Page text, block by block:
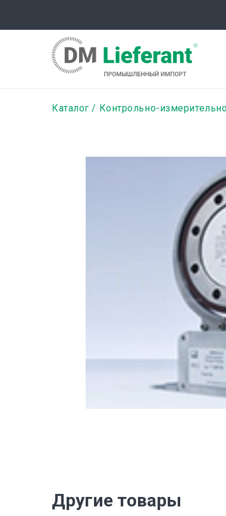
содержанию
Строка
Каталог Контрольно-
Другие товары